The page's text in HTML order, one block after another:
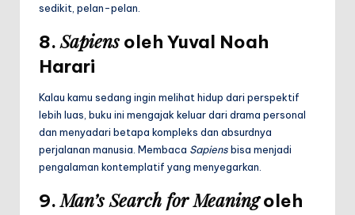
sedikit, pelan-pelan.
8.Sapiens oleh Yuval Noah
Harari
Kalau kamu sedang ingin melihat hidup dari perspektif
lebih luas, buku ini mengajak keluar dari drama personal
dan menyadari betapa kompleks dan absurdnya
perjalanan manusia. Membaca Sapiensbisa menjadi
pengalaman kontemplatif yang menyegarkan.
9.Man’s Search for Meaningoleh